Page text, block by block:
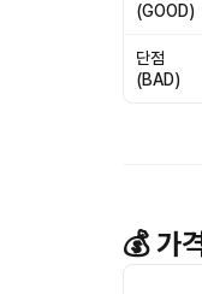
(GOOD)
단점
(BAD)
💰 가